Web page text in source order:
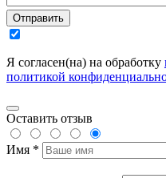
Отправить
Я согласен(на) на обработку
политикой
Оставить отзыв
Имя *